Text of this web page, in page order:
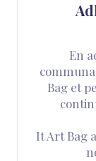
En
Bag et
It Art Bag